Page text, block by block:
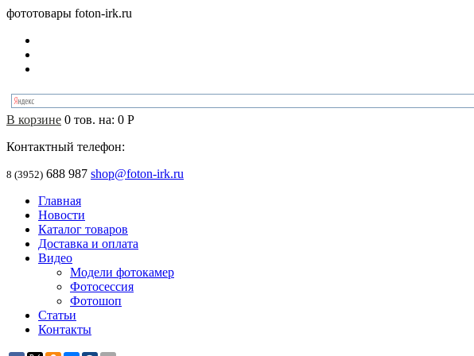
фототовары foton-irk.ru
В корзине 0 тов. на: 0 Р
Контактный телефон:
8 (3952) 688 987 shop@foton-irk.ru
Главная
Новости
Каталог товаров
Доставка и оплата
Видео
Модели фотокамер
Фотосессия
Фотошоп
Статьи
Контакты